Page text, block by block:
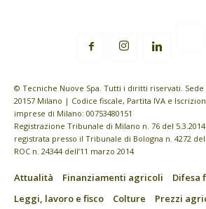
© Tecniche Nuove Spa. Tutti i diritti riservati. Sede
20157 Milano | Codice fiscale, Partita IVA e
imprese di Milano: 00753480151
Registrazione Tribunale di Milano n. 76 del
registrata presso il Tribunale di Bologna n. 4272 del
ROC n. 24344 dell’11 marzo 2014
Attualità Finanziamenti agricoli
Difesa
Leggi, lavoro e fisco
Colture
Prezzi